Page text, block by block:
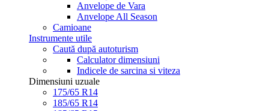
Anvelope de Vara
Anvelope All Season
Camioane
Instrumente utile
Caută după autoturism
Calculator dimensiuni
Indicele de sarcina si viteza
Dimensiuni uzuale
175/65 R14
185/65 R14